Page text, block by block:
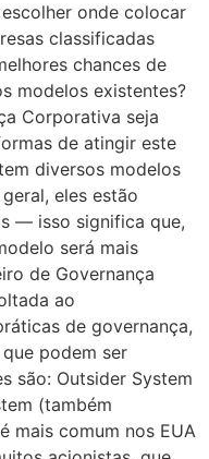
onde colocar
classificadas
chances de
modelos existentes?
Corporativa seja
de atingir este
diversos modelos
eles estão
— isso significa que,
será mais
de Governança
ao
de governança,
podem ser
são: Outsider System
(também
mais comum nos EUA